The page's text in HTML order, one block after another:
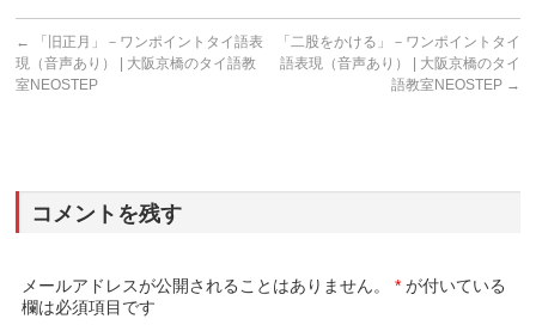
←
「旧正月」－ワンポイントタイ語表
現（音声あり） | 大阪京橋のタイ語教
室NEOSTEP
「二股をかける」－ワンポイントタイ
語表現（音声あり） | 大阪京橋のタイ
語教室NEOSTEP →
コメントを残す
メールアドレスが公開されることはありません。 * が付いている
欄は必須項目です